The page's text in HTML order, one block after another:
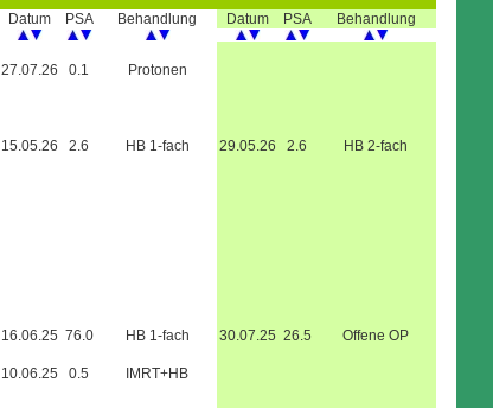
Datum PSA Behandlung Datum PSA Behandlung
27.07.26 0.1 Protonen
15.05.26 2.6 HB 1-fach 29.05.26 2.6 HB 2-fach
16.06.25 76.0 HB 1-fach 30.07.25 26.5 Offene OP
10.06.25 0.5 IMRT+HB